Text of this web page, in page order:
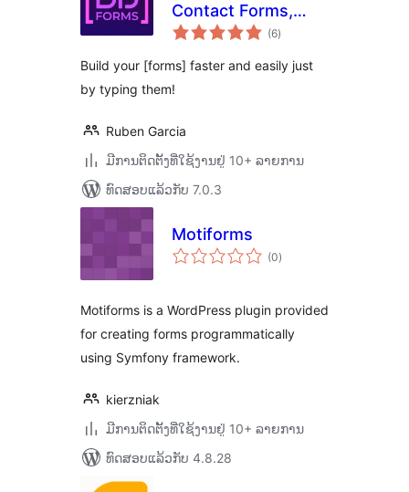
Contact Forms,
Survey, Quiz, Poll &
Editor
(6ຄະແນນ
ທັງໝົດ
)
Build your [forms] faster and easily just
by typing them!
Ruben Garcia
ມີການຕິດຕັ້ງທີ່ໃຊ້ງານຢູ່ 10+ ລາຍການ
ທົດສອບແລ້ວກັບ 7.0.3
Motiforms
(0ຄະແນນ
ທັງໝົດ
)
Motiforms is a WordPress plugin provided
for creating forms programmatically
using Symfony framework.
kierzniak
ມີການຕິດຕັ້ງທີ່ໃຊ້ງານຢູ່ 10+ ລາຍການ
ທົດສອບແລ້ວກັບ 4.8.28